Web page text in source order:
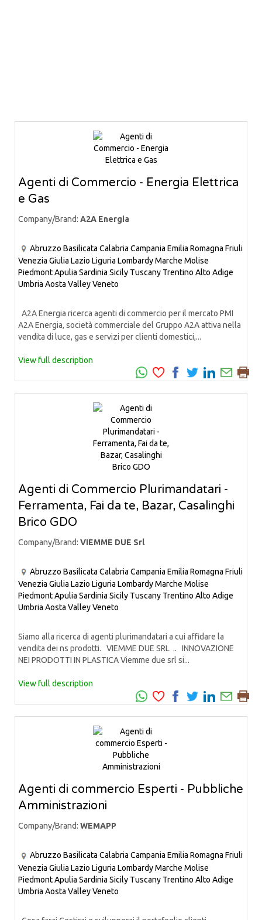
Agenti di Commercio - Energia Elettrica
e Gas
Company/Brand: A2A Energia
Abruzzo Basilicata Calabria Campania Emilia Romagna Friuli
Venezia Giulia Lazio Liguria LombardyMarche Molise
PiedmontApulia Sardinia Sicily Tuscany Trentino Alto Adige
Umbria Aosta ValleyVeneto
A2A Energia ricerca agenti di commercio per il mercato PMI
A2A Energia, società commerciale del Gruppo A2A attiva nella
vendita di luce, gas e servizi per clienti domestici,...
View full description
Agenti di Commercio Plurimandatari -
Ferramenta, Fai da te, Bazar, Casalinghi
Brico GDO
Company/Brand: VIEMME DUE Srl
Abruzzo Basilicata Calabria Campania Emilia Romagna Friuli
Venezia Giulia Lazio Liguria LombardyMarche Molise
PiedmontApulia Sardinia Sicily Tuscany Trentino Alto Adige
Umbria Aosta ValleyVeneto
Siamo alla ricerca di agenti plurimandatari a cui affidare la
vendita dei ns prodotti. VIEMME DUE SRL .. INNOVAZIONE
NEI PRODOTTI IN PLASTICA Viemme due srl si...
View full description
Agenti di commercio Esperti - Pubbliche
Amministrazioni
Company/Brand: WEMAPP
Abruzzo Basilicata Calabria Campania Emilia Romagna Friuli
Venezia Giulia Lazio Liguria LombardyMarche Molise
PiedmontApulia Sardinia Sicily Tuscany Trentino Alto Adige
Umbria Aosta ValleyVeneto